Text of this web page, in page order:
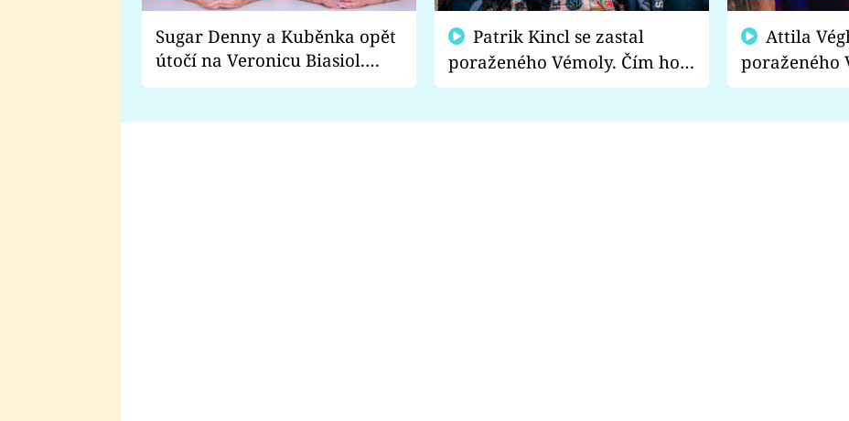
Sugar Denny a Kuběnka opět
útočí na Veronicu Biasiol.
Proč je podle nich falešná a
poraženého Vémoly. Čím ho
fanoušci naštvali?
poraženého
chce raději